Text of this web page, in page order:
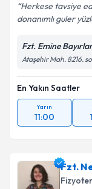
Herkese tavsiye
donanımlı guler
Fzt. Emine Bayırlar
Ataşehir Mah. 8216.
En Yakın Saatler
Yarın
11:00
Fzt.